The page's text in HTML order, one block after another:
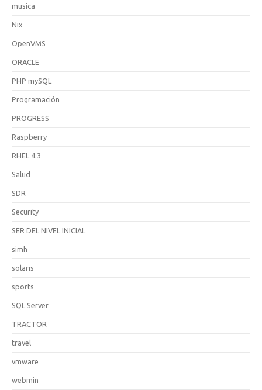
musica
Nix
OpenVMS
ORACLE
PHP mySQL
Programación
PROGRESS
Raspberry
RHEL 4.3
Salud
SDR
Security
SER DEL NIVEL INICIAL
simh
solaris
sports
SQL Server
TRACTOR
travel
vmware
webmin